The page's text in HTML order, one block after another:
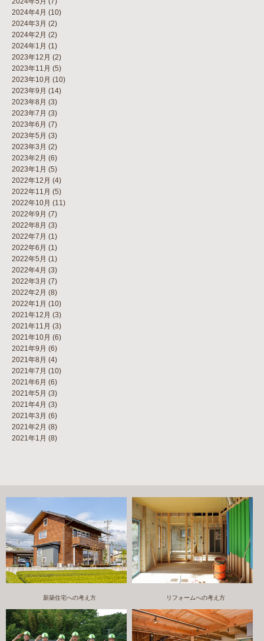
2024年4月 (10)
2024年3月 (2)
2024年2月 (2)
2024年1月 (1)
2023年12月 (2)
2023年11月 (5)
2023年10月 (10)
2023年9月 (14)
2023年8月 (3)
2023年7月 (3)
2023年6月 (7)
2023年5月 (3)
2023年3月 (2)
2023年2月 (6)
2023年1月 (5)
2022年12月 (4)
2022年11月 (5)
2022年10月 (11)
2022年9月 (7)
2022年8月 (3)
2022年7月 (1)
2022年6月 (1)
2022年5月 (1)
2022年4月 (3)
2022年3月 (7)
2022年2月 (8)
2022年1月 (10)
2021年12月 (3)
2021年11月 (3)
2021年10月 (6)
2021年9月 (6)
2021年8月 (4)
2021年7月 (10)
2021年6月 (6)
2021年5月 (3)
2021年4月 (3)
2021年3月 (6)
2021年2月 (8)
2021年1月 (8)
新築住宅への考え方 リフォームへの考え方